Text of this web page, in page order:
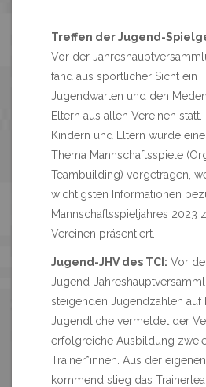
Treffen der Jugend-
Vor der
fand aus sportlicher Sicht ein
Jugendwarten und den
Eltern aus allen Vereinen
Kindern und Eltern wurde
Thema Mannschaftsspiele
Teambuilding) vorgetragen,
wichtigsten Informationen
Mannschaftsspieljahres 2023
Vereinen präsentiert.
Jugend-JHV des TCI: Vor
Jugend-
steigenden Jugendzahlen auf
Jugendliche vermeldet der
erfolgreiche Ausbildung
Trainer*innen. Aus der
kommend stieg das